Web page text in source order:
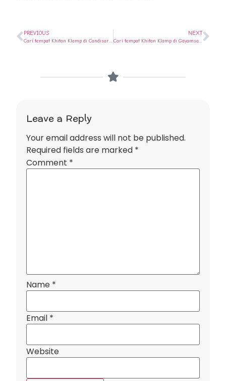
PREVIOUS NEXT
Leave a Reply
Your email address will not be published.
Required fields are marked *
Comment *
Name *
Email *
Website